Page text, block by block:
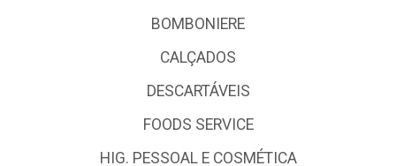
BOMBONIERE
CALÇADOS
DESCARTÁVEIS
FOODS SERVICE
HIG. PESSOAL E COSMÉTICA